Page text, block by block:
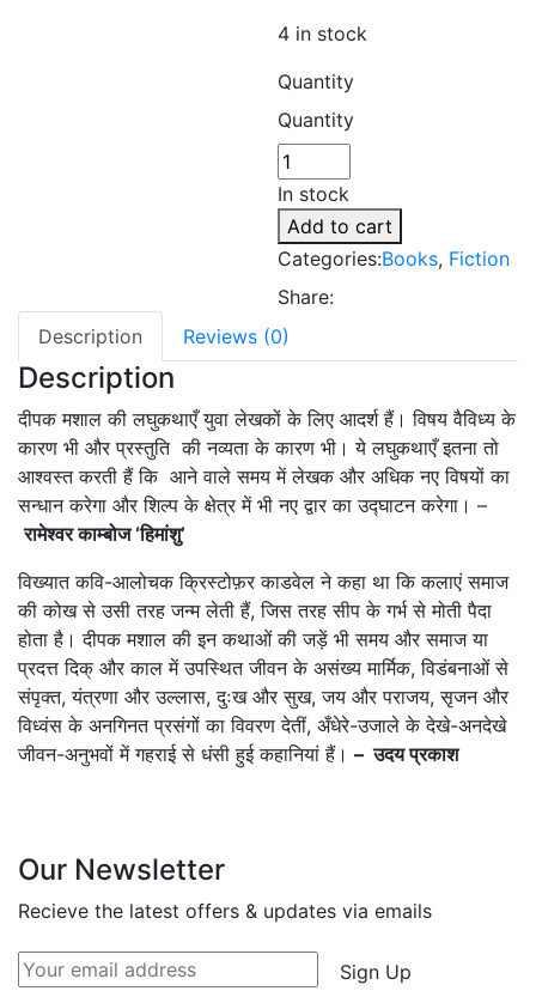
4 in stock
Quantity
Quantity
In stock
Add to cart
Categories:Books, Fiction
Share:
Description
Reviews (0)
Description
दीपक मशाल की लघुकथाएँ युवा लेखकों के लिए आदर्श हैं। विषय वैविध्य के
कारण भी और प्रस्तुति की नव्यता के कारण भी। ये लघुकथाएँ इतना तो
आश्वस्त करती हैं कि आने वाले समय में लेखक और अधिक नए विषयों का
सन्धान करेगा और शिल्प के क्षेत्र में भी नए द्वार का उद्घाटन करेगा। –
रामेश्वर काम्बोज‘हिमांशु’
विख्यात कवि-आलोचक क्रिस्टोफ़र काडवेल ने कहा था कि कलाएं समाज
की कोख से उसी तरह जन्म लेती हैं, जिस तरह सीप के गर्भ से मोती पैदा
होता है। दीपक मशाल की इन कथाओं की जड़ें भी समय और समाज या
प्रदत्त दिक् और काल में उपस्थित जीवन के असंख्य मार्मिक, विडंबनाओं से
संपृक्त, यंत्रणा और उल्लास, दुःख और सुख, जय और पराजय, सृजन और
विध्वंस के अनगिनत प्रसंगों का विवरण देतीं, अँधेरे-उजाले के देखे-अनदेखे
जीवन-अनुभवों में गहराई से धंसी हुई कहानियां हैं। – उदय प्रकाश
Our Newsletter
Recieve the latest offers & updates via emails
Sign Up